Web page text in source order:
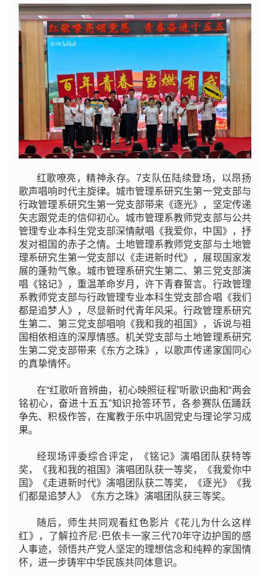
红歌嘹亮，精神永存。7支队伍陆续登场，以昂扬
歌声唱响时代主旋律。城市管理系研究生第一党支部与
行政管理系研究生第一党支部带来《逐光》，坚定传递
矢志跟党走的信仰初心。城市管理系教师党支部与公共
管理专业本科生党支部深情献唱《我爱你，中国》，抒
发对祖国的赤子之情。土地管理系教师党支部与土地管
理系研究生第一党支部以《走进新时代》，展现国家发
展的蓬勃气象。城市管理系研究生第二、第三党支部演
唱《铭记》，重温革命岁月，许下青春誓言。行政管理
系教师党支部与行政管理专业本科生党支部合唱《我们
都是追梦人》，尽显新时代青年风采。行政管理系研究
生第二、第三党支部唱响《我和我的祖国》，诉说与祖
国相依相连的深厚情感。机关党支部与土地管理系研究
生第二党支部带来《东方之珠》，以歌声传递家国同心
的真挚情怀。
在“红歌听音辨曲，初心映照征程”听歌识曲和“两会
铭初心，奋进十五五”知识抢答环节，各参赛队伍踊跃
争先、积极作答，在寓教于乐中巩固党史与理论学习成
果。
经现场评委综合评定，《铭记》演唱团队获特等
奖，《我和我的祖国》演唱团队获一等奖，《我爱你中
国》《走进新时代》演唱团队获二等奖，《逐光》《我
们都是追梦人》《东方之珠》演唱团队获三等奖。
随后，师生共同观看红色影片《花儿为什么这样
红》，了解拉齐尼·巴依卡一家三代70年守边护国的感
人事迹，领悟共产党人坚定的理想信念和纯粹的家国情
怀，进一步铸牢中华民族共同体意识。